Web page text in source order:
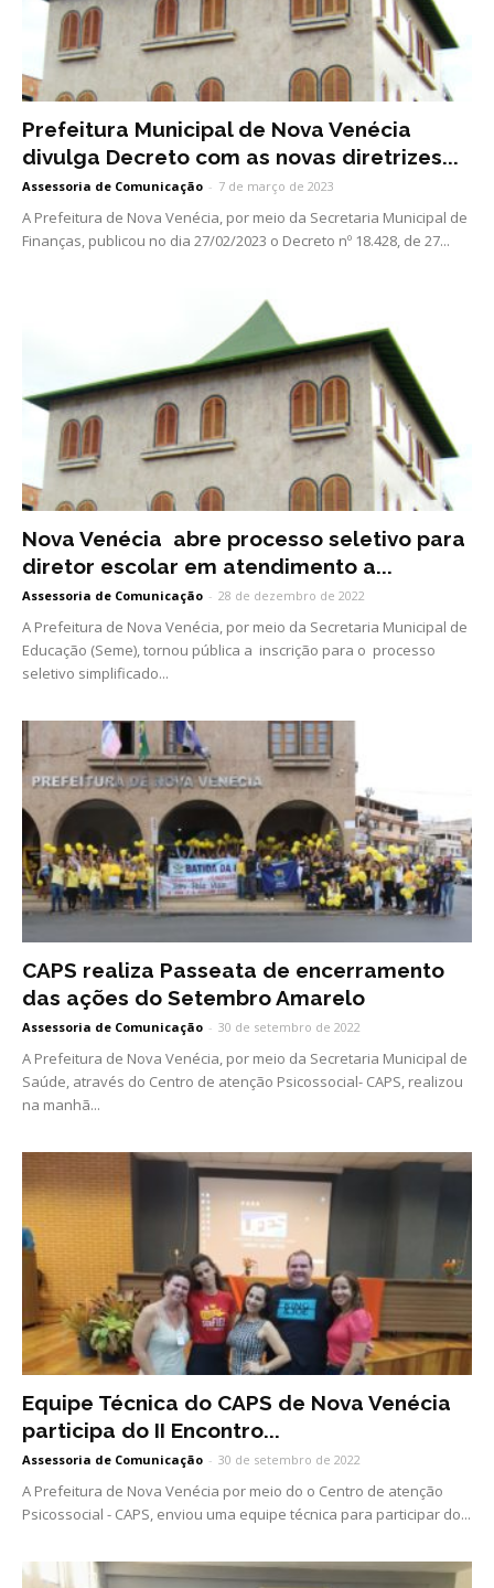
Prefeitura Municipal de Nova Venécia
divulga Decreto com as novas diretrizes...
Assessoria de Comunicação - 7 de março de 2023
A Prefeitura de Nova Venécia, por meio da Secretaria Municipal de
Finanças, publicou no dia 27/02/2023 o Decreto nº 18.428, de 27...
Nova Venécia abre processo seletivo para
diretor escolar em atendimento a...
Assessoria de Comunicação - 28 de dezembro de 2022
A Prefeitura de Nova Venécia, por meio da Secretaria Municipal de
Educação (Seme), tornou pública a inscrição para o processo
seletivo simplificado...
CAPS realiza Passeata de encerramento
das ações do Setembro Amarelo
Assessoria de Comunicação - 30 de setembro de 2022
A Prefeitura de Nova Venécia, por meio da Secretaria Municipal de
Saúde, através do Centro de atenção Psicossocial- CAPS, realizou
na manhã...
Equipe Técnica do CAPS de Nova Venécia
participa do II Encontro...
Assessoria de Comunicação - 30 de setembro de 2022
A Prefeitura de Nova Venécia por meio do o Centro de atenção
Psicossocial - CAPS, enviou uma equipe técnica para participar do...